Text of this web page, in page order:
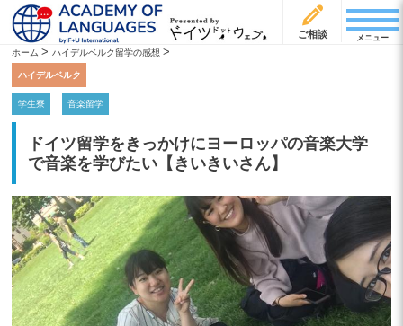
ご相談 メニュー
ホーム >ハイデルベルク留学の感想 >
ハイデルベルク
学生寮 音楽留学
ドイツ留学をきっかけにヨーロッパの音楽大学
で音楽を学びたい【きいきいさん】